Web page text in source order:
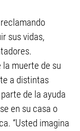
sus vidas,
la muerte de su
a distintas
de la ayuda
en su casa o
“Usted imagina